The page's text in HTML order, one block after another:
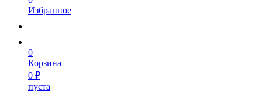
Избранное
0
Корзина
0 ₽
пуста